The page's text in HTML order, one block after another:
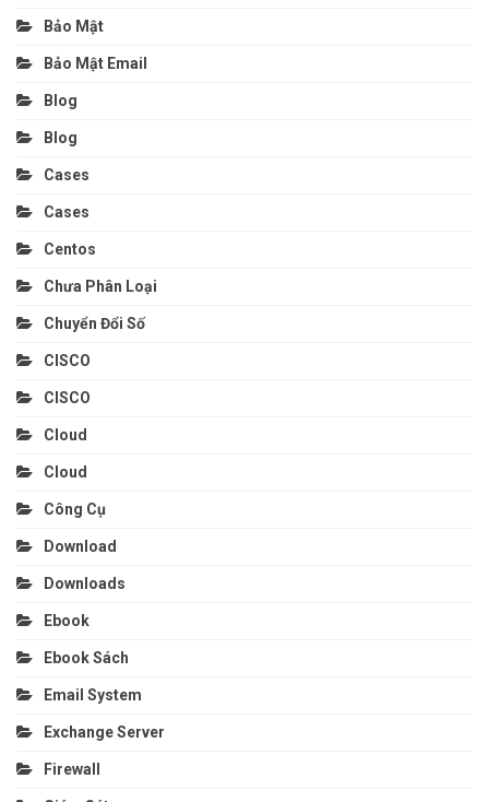
Bảo Mật
Bảo Mật Email
Blog
Blog
Cases
Cases
Centos
Chưa Phân Loại
Chuyển Đổi Số
CISCO
CISCO
Cloud
Cloud
Công Cụ
Download
Downloads
Ebook
Ebook Sách
Email System
Exchange Server
Firewall